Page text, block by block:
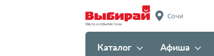
Места и события Сочи
Сочи
Каталог Афиша